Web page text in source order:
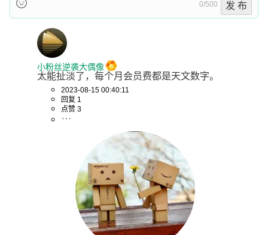
0/500 发 布
小粉丝逆袭大偶像
太能扯淡了，每个月会员费都是天文数字。
2023-08-15 00:40:11
回复 1
点赞 3